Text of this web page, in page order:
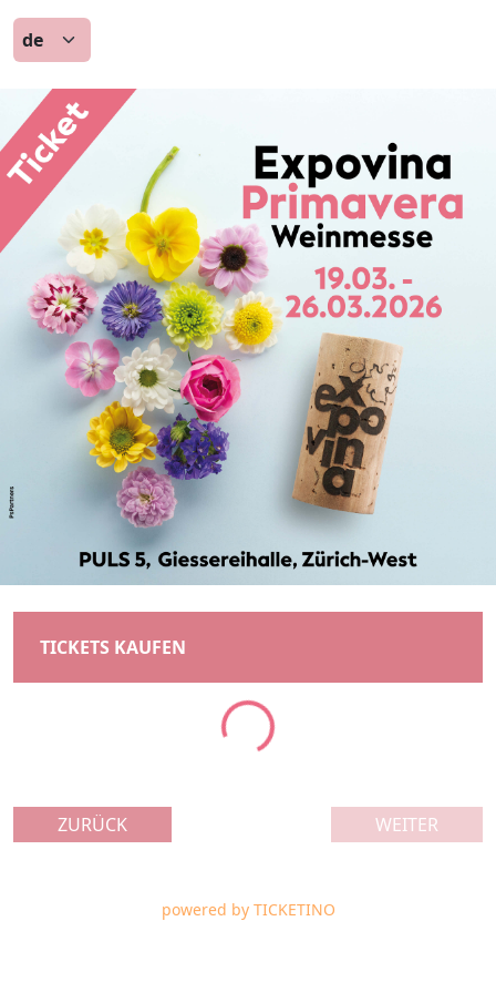
TICKETS KAUFEN
Loading...
ZURÜCK WEITER
powered by TICKETINO